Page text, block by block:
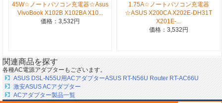
45W☆ノートパソコン充電器☆Asus
VivoBook X102B X102BA X10...
価格：3,532円
1.75A☆ノートパソコン充電器
☆ASUS X200CA X202E-DH31T
X201E-...
価格：3,532円
関連商品を探す
各種AC電源アダプターもございます。
ASUS DSL-N55U用ACアダプターASUS RT-N56U Router RT-AC66U
激安ASUS ACアダプター
ACアダプター製品一覧